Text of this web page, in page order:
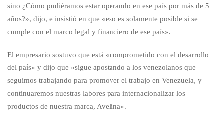
sino ¿Cómo pudiéramos estar operando en ese país por más de 5
años?», dijo, e insistió en que «eso es solamente posible si se
cumple con el marco legal y financiero de ese país».
El empresario sostuvo que está «comprometido con el desarrollo
del país» y dijo que «sigue apostando a los venezolanos que
seguimos trabajando para promover el trabajo en Venezuela, y
continuaremos nuestras labores para internacionalizar los
productos de nuestra marca, Avelina».